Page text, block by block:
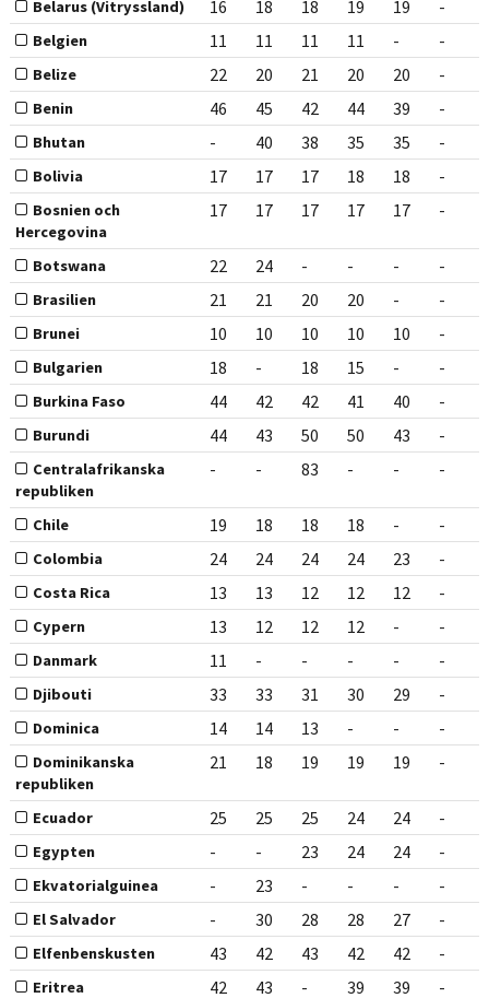
Belarus (Vitryssland) 16 18 18 19 19 -
Belgien 11 11 11 11 - -
Belize 22 20 21 20 20 -
Benin 46 45 42 44 39 -
Bhutan - 40 38 35 35 -
Bolivia 17 17 17 18 18 -
Bosnien och
Hercegovina
17 17 17 17 17 -
Botswana 22 24 - - - -
Brasilien 21 21 20 20 - -
Brunei 10 10 10 10 10 -
Bulgarien 18 - 18 15 - -
Burkina Faso 44 42 42 41 40 -
Burundi 44 43 50 50 43 -
Centralafrikanska
republiken
- - 83 - - -
Chile 19 18 18 18 - -
Colombia 24 24 24 24 23 -
Costa Rica 13 13 12 12 12 -
Cypern 13 12 12 12 - -
Danmark 11 - - - - -
Djibouti 33 33 31 30 29 -
Dominica 14 14 13 - - -
Dominikanska
republiken
21 18 19 19 19 -
Ecuador 25 25 25 24 24 -
Egypten - - 23 24 24 -
Ekvatorialguinea - 23 - - - -
El Salvador - 30 28 28 27 -
Elfenbenskusten 43 42 43 42 42 -
Eritrea 42 43 - 39 39 -